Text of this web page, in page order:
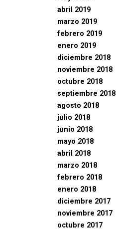
abril 2019
marzo 2019
febrero 2019
enero 2019
diciembre 2018
noviembre 2018
octubre 2018
septiembre 2018
agosto 2018
julio 2018
junio 2018
mayo 2018
abril 2018
marzo 2018
febrero 2018
enero 2018
diciembre 2017
noviembre 2017
octubre 2017